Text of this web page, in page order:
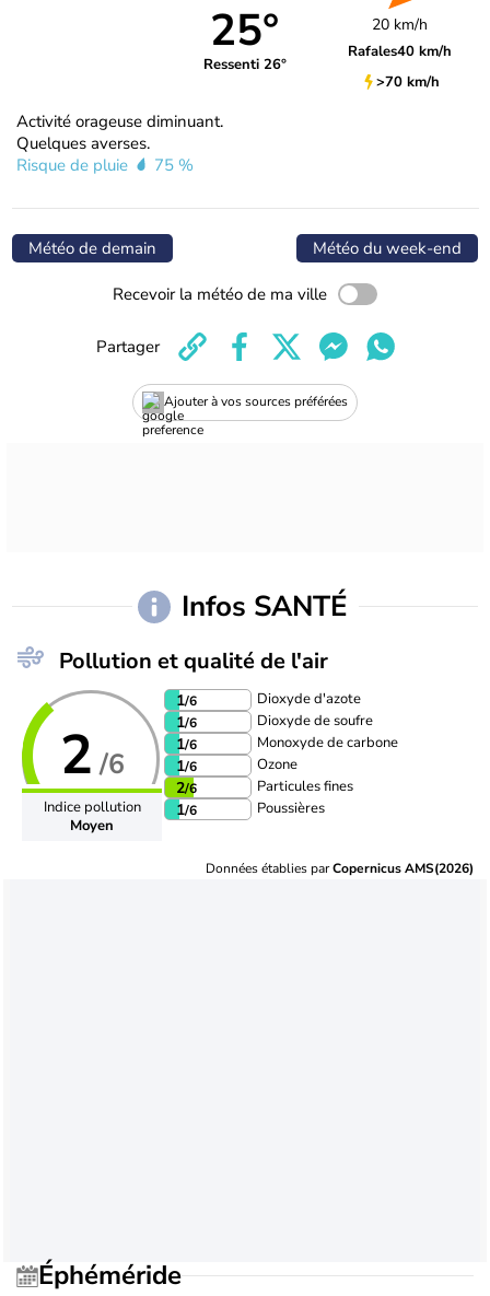
25°
Ressenti 26°
20 km/h
Rafales40 km/h
>70 km/h
Activité orageuse diminuant.
Quelques averses.
Risque de pluie
75 %
Météo de demain Météo du week-end
Recevoir la météo de ma ville
Ajouter à vos sources préférées
Partager
Infos SANTÉ
Pollution et qualité de l'air
2 /6
Indice pollution
Moyen
1/6 Dioxyde d'azote
1/6 Dioxyde de soufre
1/6 Monoxyde de carbone
1/6 Ozone
2/6 Particules fines
1/6 Poussières
Données établies parCopernicus AMS(2026)
Éphéméride